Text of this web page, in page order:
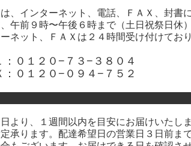
、インターネット、電話、ＦＡＸ、封書
午前９時〜午後６時まで（土日祝祭日休）
ネット、ＦＡＸは２４時間受け付けており
：０１２０−７３−３８０４
：０１２０−０９４−７５２
より、１週間以内を目安にお届けいたしま
承ります。配達希望日の営業日３日前ま